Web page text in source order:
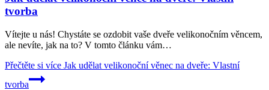
tvorba
Vítejte u nás! Chystáte se ozdobit vaše dveře velikonočním věncem,
ale nevíte, jak na to? V tomto článku vám…
Přečtěte si více Jak udělat velikonoční věnec na dveře: Vlastní
tvorba